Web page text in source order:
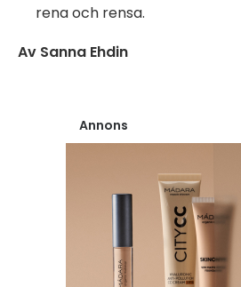
rena och rensa.
Av Sanna Ehdin
Annons